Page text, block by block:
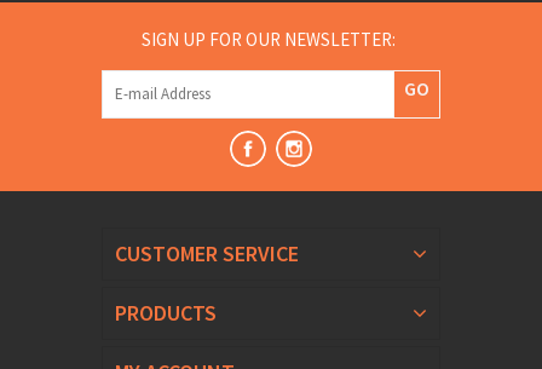
SIGN UP FOR OUR NEWSLETTER:
GO
CUSTOMER SERVICE
PRODUCTS